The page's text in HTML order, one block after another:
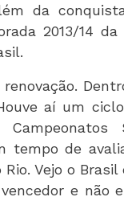
da
2013/14 da
aí um
tempo de
Vejo o Brasil
e não